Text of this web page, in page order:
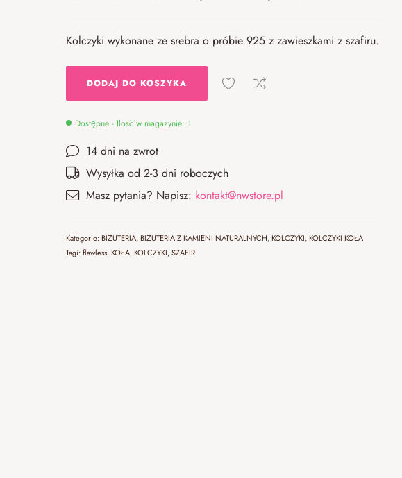
Kolczyki wykonane ze srebra o próbie 925 z zawieszkami z szafiru.
DODAJ DO KOSZYKA
Dostępne - Ilość w magazynie: 1
14 dni na zwrot
Wysyłka od 2-3 dni roboczych
Masz pytania? Napisz: kontakt@nwstore.pl
Kategorie:BIŻUTERIA,BIŻUTERIA Z KAMIENI NATURALNYCH,KOLCZYKI,KOLCZYKI KOŁA
Tagi:flawless,KOŁA,KOLCZYKI,SZAFIR